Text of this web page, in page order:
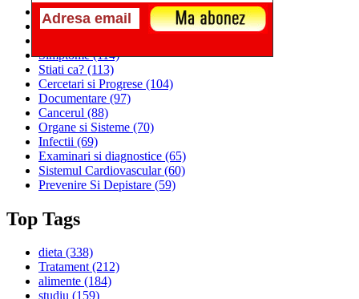
Sanatatea si Preventia(170)
Interventii si Tratamente(167)
Simptome(114)
Stiati ca? (113)
Cercetari si Progrese (104)
Documentare (97)
Cancerul (88)
Organe si Sisteme (70)
Infectii (69)
Examinari si diagnostice (65)
Sistemul Cardiovascular(60)
Prevenire Si Depistare (59)
Top Tags
dieta (338)
Tratament(212)
alimente (184)
studiu (159)